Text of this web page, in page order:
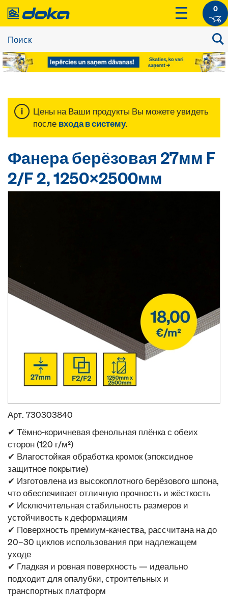
0
Цены на Ваши продукты Вы можете увидеть
после входа в систему.
Фанера берёзовая 27мм F
2/F 2, 1250x2500мм
Арт. 730303840
✔ Тёмно-коричневая фенольная плёнка с обеих
сторон (120 г/м²)
✔ Влагостойкая обработка кромок (эпоксидное
защитное покрытие)
✔ Изготовлена из высокоплотного берёзового шпона,
что обеспечивает отличную прочность и жёсткость
✔ Исключительная стабильность размеров и
устойчивость к деформациям
✔ Поверхность премиум-качества, рассчитана на до
20–30 циклов использования при надлежащем
уходе
✔ Гладкая и ровная поверхность — идеально
подходит для опалубки, строительных и
транспортных платформ